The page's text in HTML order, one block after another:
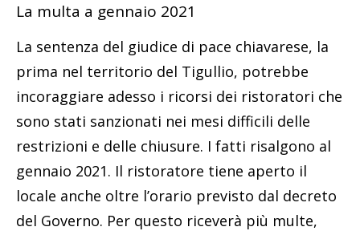
La multa a gennaio 2021
La sentenza del giudice di pace chiavarese, la
prima nel territorio del Tigullio, potrebbe
incoraggiare adesso i ricorsi dei ristoratori che
sono stati sanzionati nei mesi difficili delle
restrizioni e delle chiusure. I fatti risalgono al
gennaio 2021. Il ristoratore tiene aperto il
locale anche oltre l’orario previsto dal decreto
del Governo. Per questo riceverà più multe,